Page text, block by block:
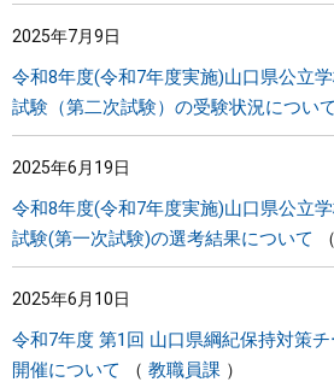
2025年7月9日
令和8年度(令和7年度実施)山口県公立
試験（第二次試験）の受験状況について
2025年6月19日
令和8年度(令和7年度実施)山口県公立
試験(第一次試験)の選考結果について
2025年6月10日
令和7年度 第1回 山口県綱紀保持対策
開催について
教職員課